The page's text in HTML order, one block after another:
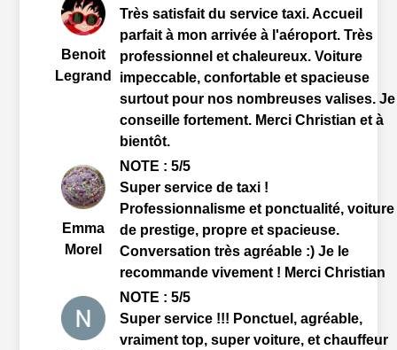
Benoit
Legrand
Très satisfait du service taxi. Accueil
parfait à mon arrivée à l'aéroport. Très
professionnel et chaleureux. Voiture
impeccable, confortable et spacieuse
surtout pour nos nombreuses valises. Je
conseille fortement. Merci Christian et à
bientôt.
Emma
Morel
NOTE : 5/5
Super service de taxi !
Professionnalisme et ponctualité, voiture
de prestige, propre et spacieuse.
Conversation très agréable :) Je le
recommande vivement ! Merci Christian
NOTE : 5/5
Super service !!! Ponctuel, agréable,
vraiment top, super voiture, et chauffeur